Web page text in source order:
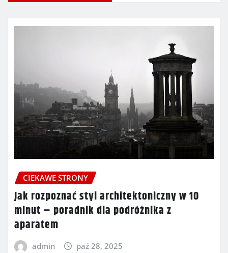
CIEKAWE STRONY
Jak rozpoznać styl architektoniczny w 10
minut – poradnik dla podróżnika z
aparatem
admin paź 28, 2025